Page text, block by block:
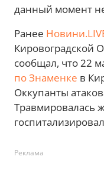
данный момент
Ранее
Кировоградской
сообщал, что 22
по Знаменке в
Оккупанты
Травмировалась
Реклама